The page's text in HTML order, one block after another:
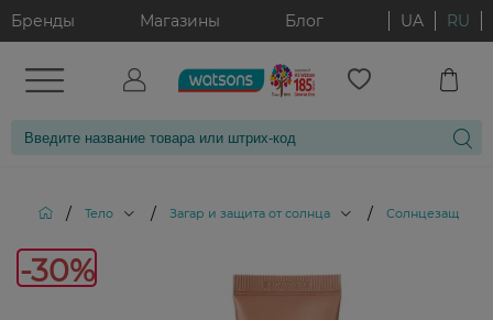
Бренды Магазины Блог UA RU
/ Тело / Загар и защита от солнца /
-30%